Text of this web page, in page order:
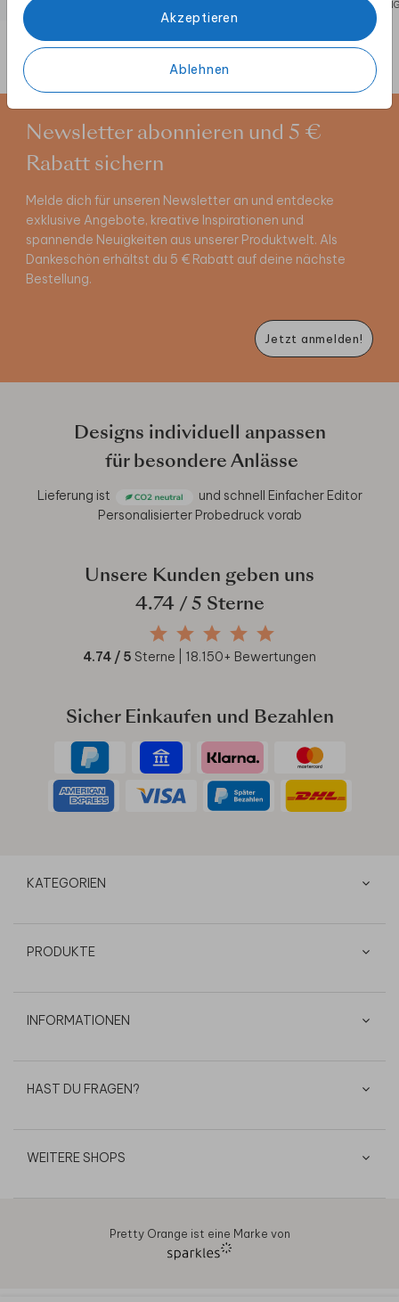
Akzeptieren
Ablehnen
Newsletter abonnieren und 5 €
Rabatt sichern
Melde dich für unseren Newsletter an und entdecke
exklusive Angebote, kreative Inspirationen und
spannende Neuigkeiten aus unserer Produktwelt. Als
Dankeschön erhältst du 5 € Rabatt auf deine nächste
Bestellung.
Jetzt anmelden!
Designs individuell anpassen
für besondere Anlässe
Lieferung ist und schnell Einfacher Editor
Personalisierter Probedruck vorab
Unsere Kunden geben uns
4.74/ 5 Sterne
4.74 / 5 Sterne | 18.150+ Bewertungen
Sicher Einkaufen und Bezahlen
KATEGORIEN
PRODUKTE
INFORMATIONEN
HAST DU FRAGEN?
WEITERE SHOPS
Pretty Orange ist eine Marke von